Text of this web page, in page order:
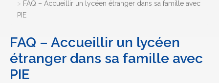
FAQ – Accueillir un lycéen étranger dans sa famille avec
PIE
FAQ – Accueillir un lycéen
étranger dans sa famille avec
PIE